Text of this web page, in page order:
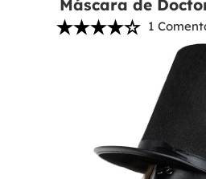
Máscara de
1